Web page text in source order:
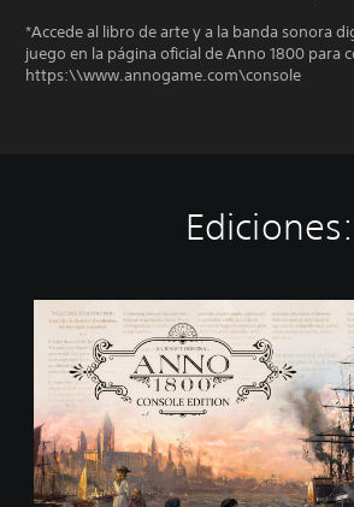
*Accede al libro de arte y a la banda sonora
juego en la página oficial de Anno 1800 para
https:\\www.annogame.com\console
Ediciones:
a
r
d
E